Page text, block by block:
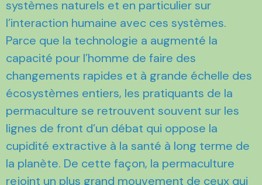
systèmes naturels et en particulier sur
l’interaction humaine avec ces systèmes.
Parce que la technologie a augmenté la
capacité pour l’homme de faire des
changements rapides et à grande échelle des
écosystèmes entiers, les pratiquants de la
permaculture se retrouvent souvent sur les
lignes de front d’un débat qui oppose la
cupidité extractive à la santé à long terme de
la planète. De cette façon, la permaculture
rejoint un plus grand mouvement de ceux qui